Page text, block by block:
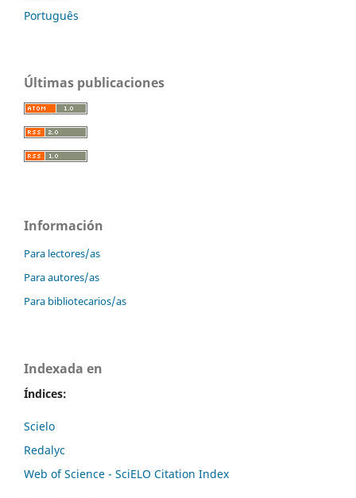
Português
Últimas publicaciones
Información
Para lectores/as
Para autores/as
Para bibliotecarios/as
Indexada en
Índices:
Scielo
Redalyc
Web of Science - SciELO Citation Index